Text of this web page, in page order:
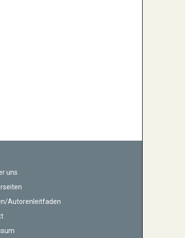
uns
Autorenleitfaden